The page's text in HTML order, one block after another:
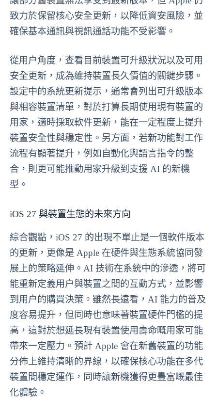
致力於保留核心安全更新，以降低資安風險，並
確保基本通訊與視訊通話功能不受影響。
從用户角度，查看目前裝置可升級狀況以及可用
安全更新，成為維持裝置長久價值的關鍵步驟。
設定中的系統更新提示，通常會列出可升級版本
與相容裝置清單，對於打算長期使用現有裝置的
用家，適時採取軟件更新，能在一定程度上提升
裝置安全性與穩定性。另方面，若新功能對工作
流程有顯著提升，例如自動化與語言指令的整
合，則更可能推動用家升級到支援 AI 的新機
型。
iOS 27 與裝置生態的未來方向
綜合觀點，iOS 27 的出現不單止是一個軟件版本
的更新，更像是 Apple 在硬件與生態系統協同發
展上的策略延伸。AI 技術在系統中的滲透，將可
能重新定義用户與裝置之間的互動方式，並影響
到用户的購買決策。雖然長遠看，AI 能力的普及
度容易提升，但同時也意味著裝置硬件門檻的提
高，這對於想延長現有裝置使用壽命嘅用家可能
帶來一定壓力。預計 Apple 會在新舊裝置的功能
分佈上維持清晰的界線，以確保核心功能在多代
裝置間穩定運作，同時讓新機獲得更豐富嘅最佳
化體驗。